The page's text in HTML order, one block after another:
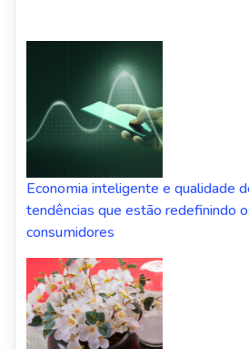
Economia inteligente e qualidade
tendências que estão redefinindo
consumidores